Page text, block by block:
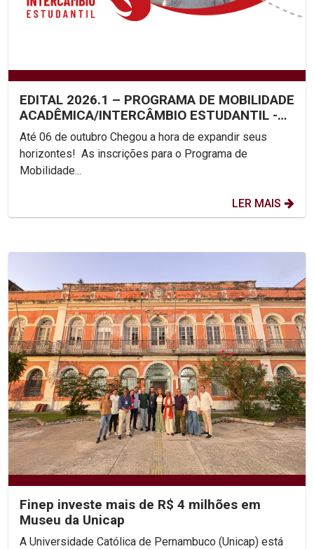
EDITAL 2026.1 – PROGRAMA DE MOBILIDADE
ACADÊMICA/INTERCÂMBIO ESTUDANTIL -
UNICAP
Até 06 de outubro Chegou a hora de expandir seus
horizontes! As inscrições para o Programa de
Mobilidade...
LER MAIS
Finep investe mais de R$ 4 milhões em
Museu da Unicap
A Universidade Católica de Pernambuco (Unicap) está